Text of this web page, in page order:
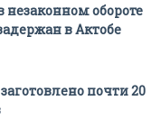
обороте
в Актобе
почти 20